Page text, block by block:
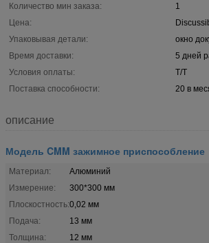
Количество мин заказа:
1
Цена:
Упаковывая детали:
окно
Время доставки:
5 дней
Условия оплаты:
T/T
Поставка способности:
20 в
описание
Модель CMM зажимное приспособление
Материал:
Алюминий
Измерение:
300*300 мм
Плоскостность:0,02 мм
Подача:
13 мм
Толщина:
12 мм